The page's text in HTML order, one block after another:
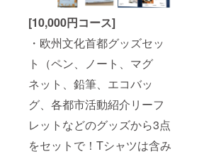
[10,000円コース]
・欧州文化首都グッズセッ
ト（ペン、ノート、マグ
ネット、鉛筆、エコバッ
グ、各都市活動紹介リーフ
レットなどのグッズから3点
をセットで！Tシャツは含み